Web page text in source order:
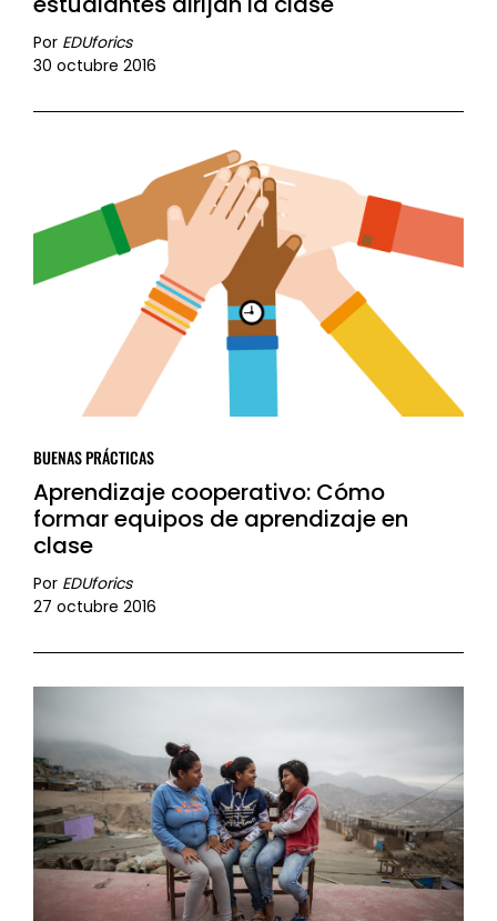
Por EDUforics
30 octubre 2016
BUENAS PRÁCTICAS
Aprendizaje cooperativo: Cómo
formar equipos de aprendizaje en
clase
Por EDUforics
27 octubre 2016